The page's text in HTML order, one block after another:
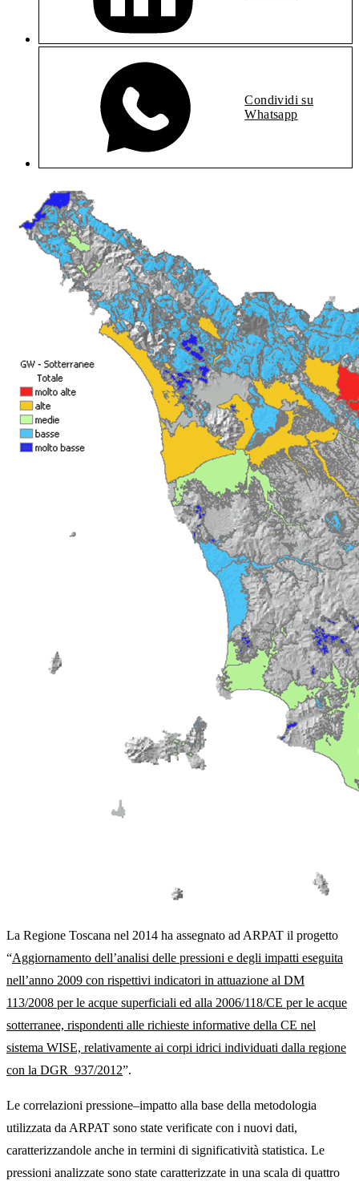
Condividi su
Whatsapp
La Regione Toscana nel 2014 ha assegnato ad ARPAT il progetto
“Aggiornamento dell’analisi delle pressioni e degli impatti eseguita
nell’anno 2009 con rispettivi indicatori in attuazione al DM
113/2008 per le acque superficiali ed alla 2006/118/CE per le acque
sotterranee, rispondenti alle richieste informative della CE nel
sistema WISE, relativamente ai corpi idrici individuati dalla regione
con la DGR 937/2012”.
Le correlazioni pressione–impatto alla base della metodologia
utilizzata da ARPAT sono state verificate con i nuovi dati,
caratterizzandole anche in termini di significatività statistica. Le
pressioni analizzate sono state caratterizzate in una scala di quattro